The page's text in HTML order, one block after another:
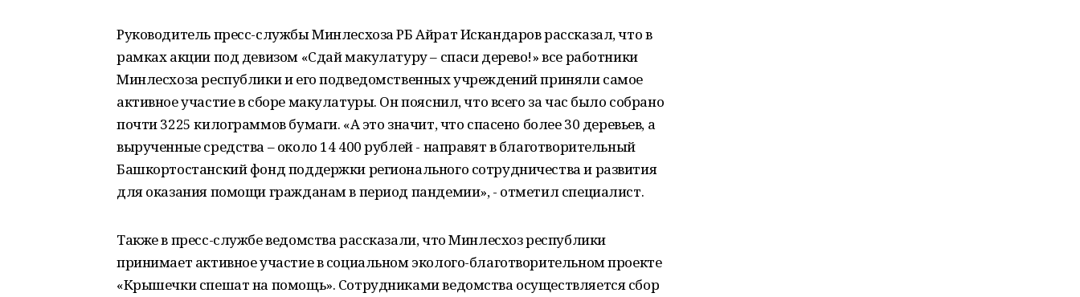
Руководитель пресс-службы Минлесхоза РБ Айрат Искандаров рассказал, что в
рамках акции под девизом «Сдай макулатуру – спаси дерево!» все работники
Минлесхоза республики и его подведомственных учреждений приняли самое
активное участие в сборе макулатуры. Он пояснил, что всего за час было собрано
почти 3225 килограммов бумаги. «А это значит, что спасено более 30 деревьев, а
вырученные средства – около 14 400 рублей - направят в благотворительный
Башкортостанский фонд поддержки регионального сотрудничества и развития
для оказания помощи гражданам в период пандемии», - отметил специалист.
Также в пресс-службе ведомства рассказали, что Минлесхоз республики
принимает активное участие в социальном эколого-благотворительном проекте
«Крышечки спешат на помощь». Сотрудниками ведомства осуществляется сбор